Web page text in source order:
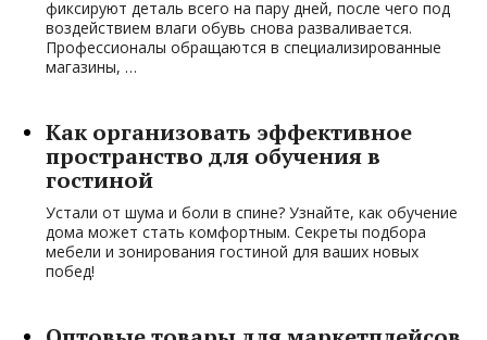
фиксируют деталь всего на пару дней, после чего под
воздействием влаги обувь снова разваливается.
Профессионалы обращаются в специализированные
магазины, …
Как организовать эффективное
пространство для обучения в
гостиной
Устали от шума и боли в спине? Узнайте, как обучение
дома может стать комфортным. Секреты подбора
мебели и зонирования гостиной для ваших новых
побед!